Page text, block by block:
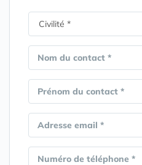
Nom du contact *
Prénom du contact *
Adresse email *
Numéro de téléphone *